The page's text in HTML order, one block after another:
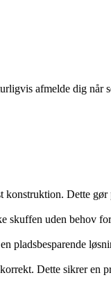
afmelde dig når
konstruktion. Dette
skuffen uden behov
pladsbesparende
Dette sikrer en